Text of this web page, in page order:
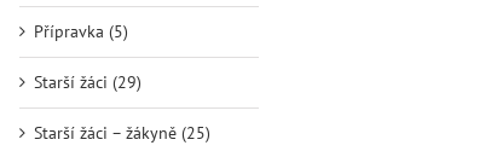
Přípravka (5)
Starší žáci (29)
Starší žáci – žákyně (25)